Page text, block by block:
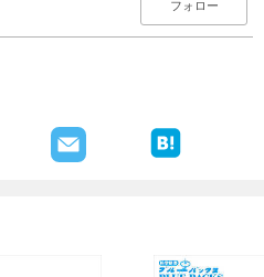
フォロー